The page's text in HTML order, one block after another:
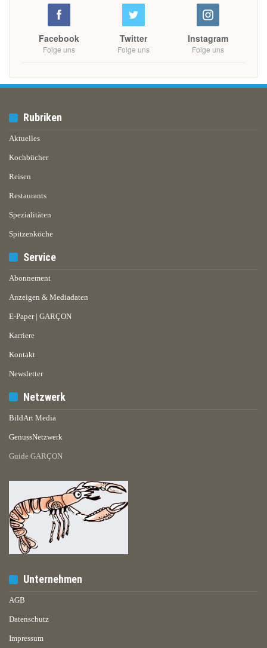
Facebook
Folge uns
Twitter
Folge uns
Instagram
Folge uns
Rubriken
Aktuelles
Kochbücher
Reisen
Restaurants
Spezialitäten
Spitzenköche
Service
Abonnement
Anzeigen & Mediadaten
E-Paper | GARÇON
Karriere
Kontakt
Newsletter
Netzwerk
BildArt Media
GenussNetzwerk
Guide GARÇON
Unternehmen
AGB
Datenschutz
Impressum